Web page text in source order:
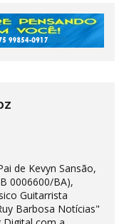
de Kevyn Sansão,
0006600/BA),
Guitarrista
Barbosa Notícias"